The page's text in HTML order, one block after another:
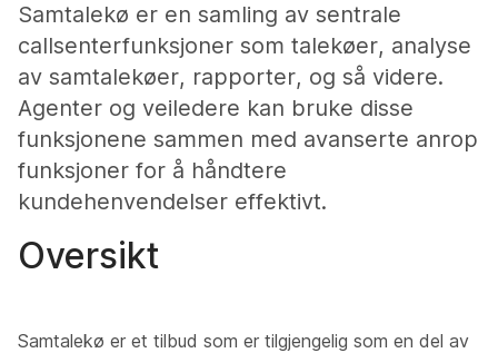
Samtalekø er en samling av sentrale
callsenterfunksjoner som talekøer, analyse
av samtalekøer, rapporter, og så videre.
Agenter og veiledere kan bruke disse
funksjonene sammen med avanserte anrop
funksjoner for å håndtere
kundehenvendelser effektivt.
Oversikt
Samtalekø er et tilbud som er tilgjengelig som en del av